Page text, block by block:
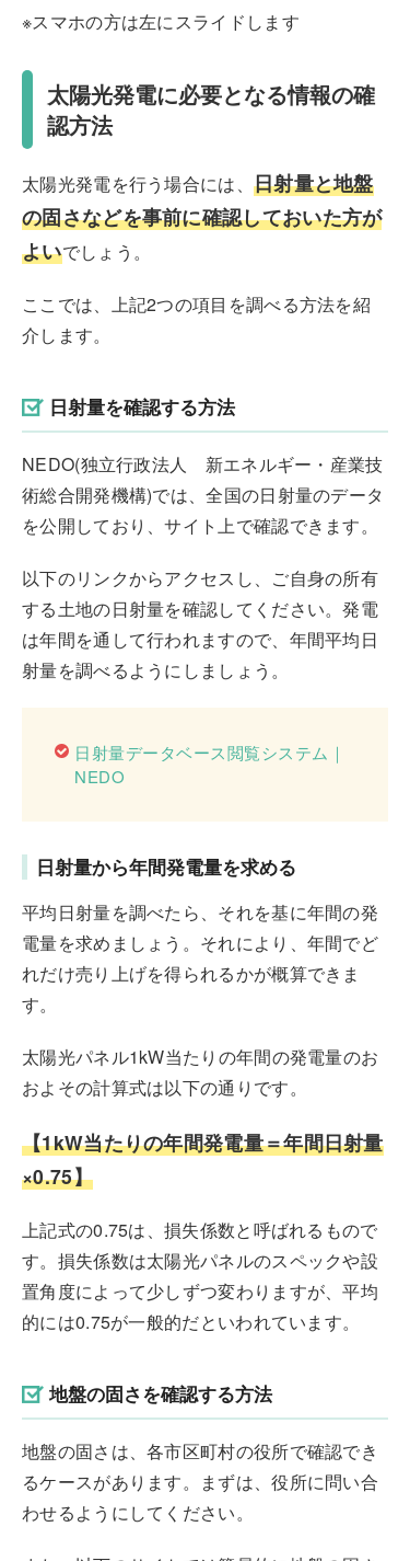
※スマホの方は左にスライドします
太陽光発電に必要となる情報の確
認方法
太陽光発電を行う場合には、 日射量と地盤
の固さなどを事前に確認しておいた方が
よいでしょう。
ここでは、上記2つの項目を調べる方法を紹
介します。
日射量を確認する方法
NEDO(独立行政法人 新エネルギー・産業技
術総合開発機構)では、全国の日射量のデータ
を公開しており、サイト上で確認できます。
以下のリンクからアクセスし、ご自身の所有
する土地の日射量を確認してください。発電
は年間を通して行われますので、年間平均日
射量を調べるようにしましょう。
日射量データベース閲覧システム｜
NEDO
日射量から年間発電量を求める
平均日射量を調べたら、それを基に年間の発
電量を求めましょう。それにより、年間でど
れだけ売り上げを得られるかが概算できま
す。
太陽光パネル1kW当たりの年間の発電量のお
およその計算式は以下の通りです。
【1kW当たりの年間発電量＝年間日射量
×0.75】
上記式の0.75は、損失係数と呼ばれるもので
す。損失係数は太陽光パネルのスペックや設
置角度によって少しずつ変わりますが、平均
的には0.75が一般的だといわれています。
地盤の固さを確認する方法
地盤の固さは、各市区町村の役所で確認でき
るケースがあります。まずは、役所に問い合
わせるようにしてください。